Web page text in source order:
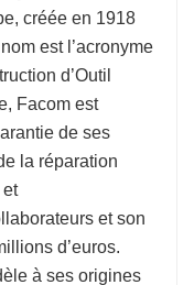
créée en 1918
est l’acronyme
d’Outil
Facom est
de ses
la réparation
et son
d’euros.
à ses origines